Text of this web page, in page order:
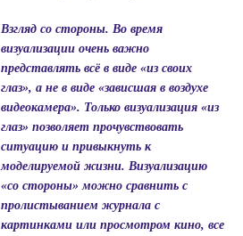
Взгляд со стороны. Во время
визуализации очень важно
представлять всё в виде «из своих
глаз», а не в виде «зависшая в воздухе
видеокамера». Только визуализация «из
глаз» позволяет прочувствовать
ситуацию и привыкнуть к
моделируемой жизни. Визуализацию
«со стороны» можно сравнить с
пролистыванием журнала с
картинками или просмотром кино, все